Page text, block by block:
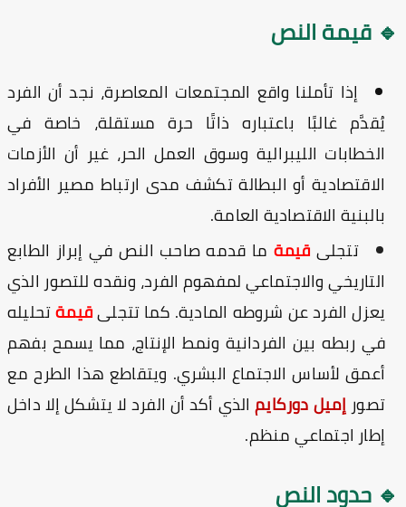
قيمة النص
إذا تأملنا واقع المجتمعات المعاصرة، نجد أن الفرد
يُقدَّم غالبًا باعتباره ذاتًا حرة مستقلة، خاصة في
الخطابات الليبرالية وسوق العمل الحر، غير أن الأزمات
الاقتصادية أو البطالة تكشف مدى ارتباط مصير الأفراد
بالبنية الاقتصادية العامة.
تتجلىقيمةما قدمه صاحب النص في إبراز الطابع
التاريخي والاجتماعي لمفهوم الفرد، ونقده للتصور الذي
يعزل الفرد عن شروطه المادية. كما تتجلىقيمةتحليله
في ربطه بين الفردانية ونمط الإنتاج، مما يسمح بفهم
أعمق لأساس الاجتماع البشري. ويتقاطع هذا الطرح مع
تصورإميل دوركايمالذي أكد أن الفرد لا يتشكل إلا داخل
إطار اجتماعي منظم.
حدود النص